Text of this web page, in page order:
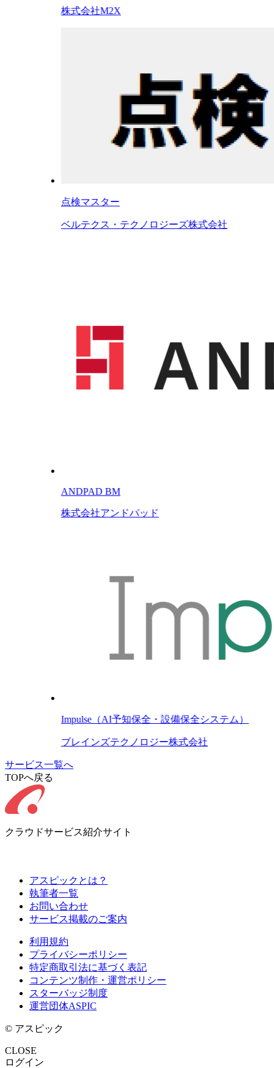
株式会社M2X
点検マスター
ベルテクス・テクノロジーズ株式会社
ANDPAD BM
株式会社アンドパッド
Impulse（AI予知保全・設備保全システム）
ブレインズテクノロジー株式会社
サービス一覧へ
TOPへ戻る
クラウドサービス紹介サイト
アスピックとは？
執筆者一覧
お問い合わせ
サービス掲載のご案内
利用規約
プライバシーポリシー
特定商取引法に基づく表記
コンテンツ制作・運営ポリシー
スターバッジ制度
運営団体ASPIC
© アスピック
CLOSE
ログイン